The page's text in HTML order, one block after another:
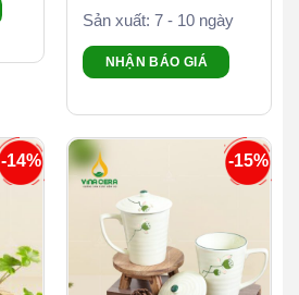
Sản xuất: 7 - 10 ngày
NHẬN BÁO GIÁ
-14% -15%